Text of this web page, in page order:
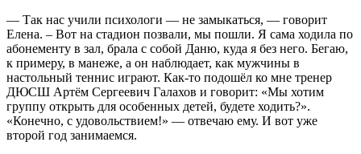
— Так нас учили психологи — не замыкаться, — говорит
Елена. – Вот на стадион позвали, мы пошли. Я сама ходила по
абонементу в зал, брала с собой Даню, куда я без него. Бегаю,
к примеру, в манеже, а он наблюдает, как мужчины в
настольный теннис играют. Как-то подошёл ко мне тренер
ДЮСШ Артём Сергеевич Галахов и говорит: «Мы хотим
группу открыть для особенных детей, будете ходить?».
«Конечно, с удовольствием!» — отвечаю ему. И вот уже
второй год занимаемся.